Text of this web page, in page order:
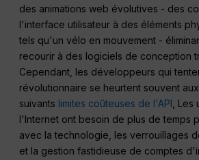
des animations web évolutives - des
l'interface utilisateur à des éléments
tels qu'un vélo en mouvement -
recourir à des logiciels de conception
Cependant, les développeurs qui
révolutionnaire se heurtent souvent
suivants limites coûteuses de l'API ,
l'Internet ont besoin de plus de temps
avec la technologie, les verrouillages
et la gestion fastidieuse de comptes